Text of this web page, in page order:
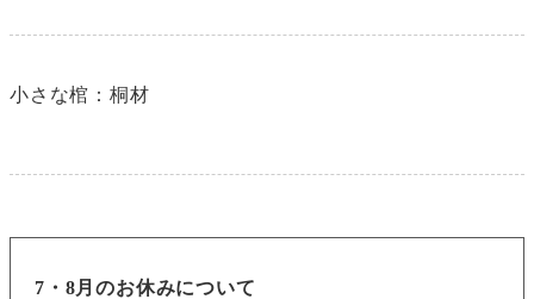
小さな棺：桐材
7・8月のお休みについて